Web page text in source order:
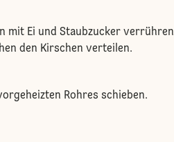
mit Ei und Staubzucker verrühren
den Kirschen verteilen.
Rohres schieben.